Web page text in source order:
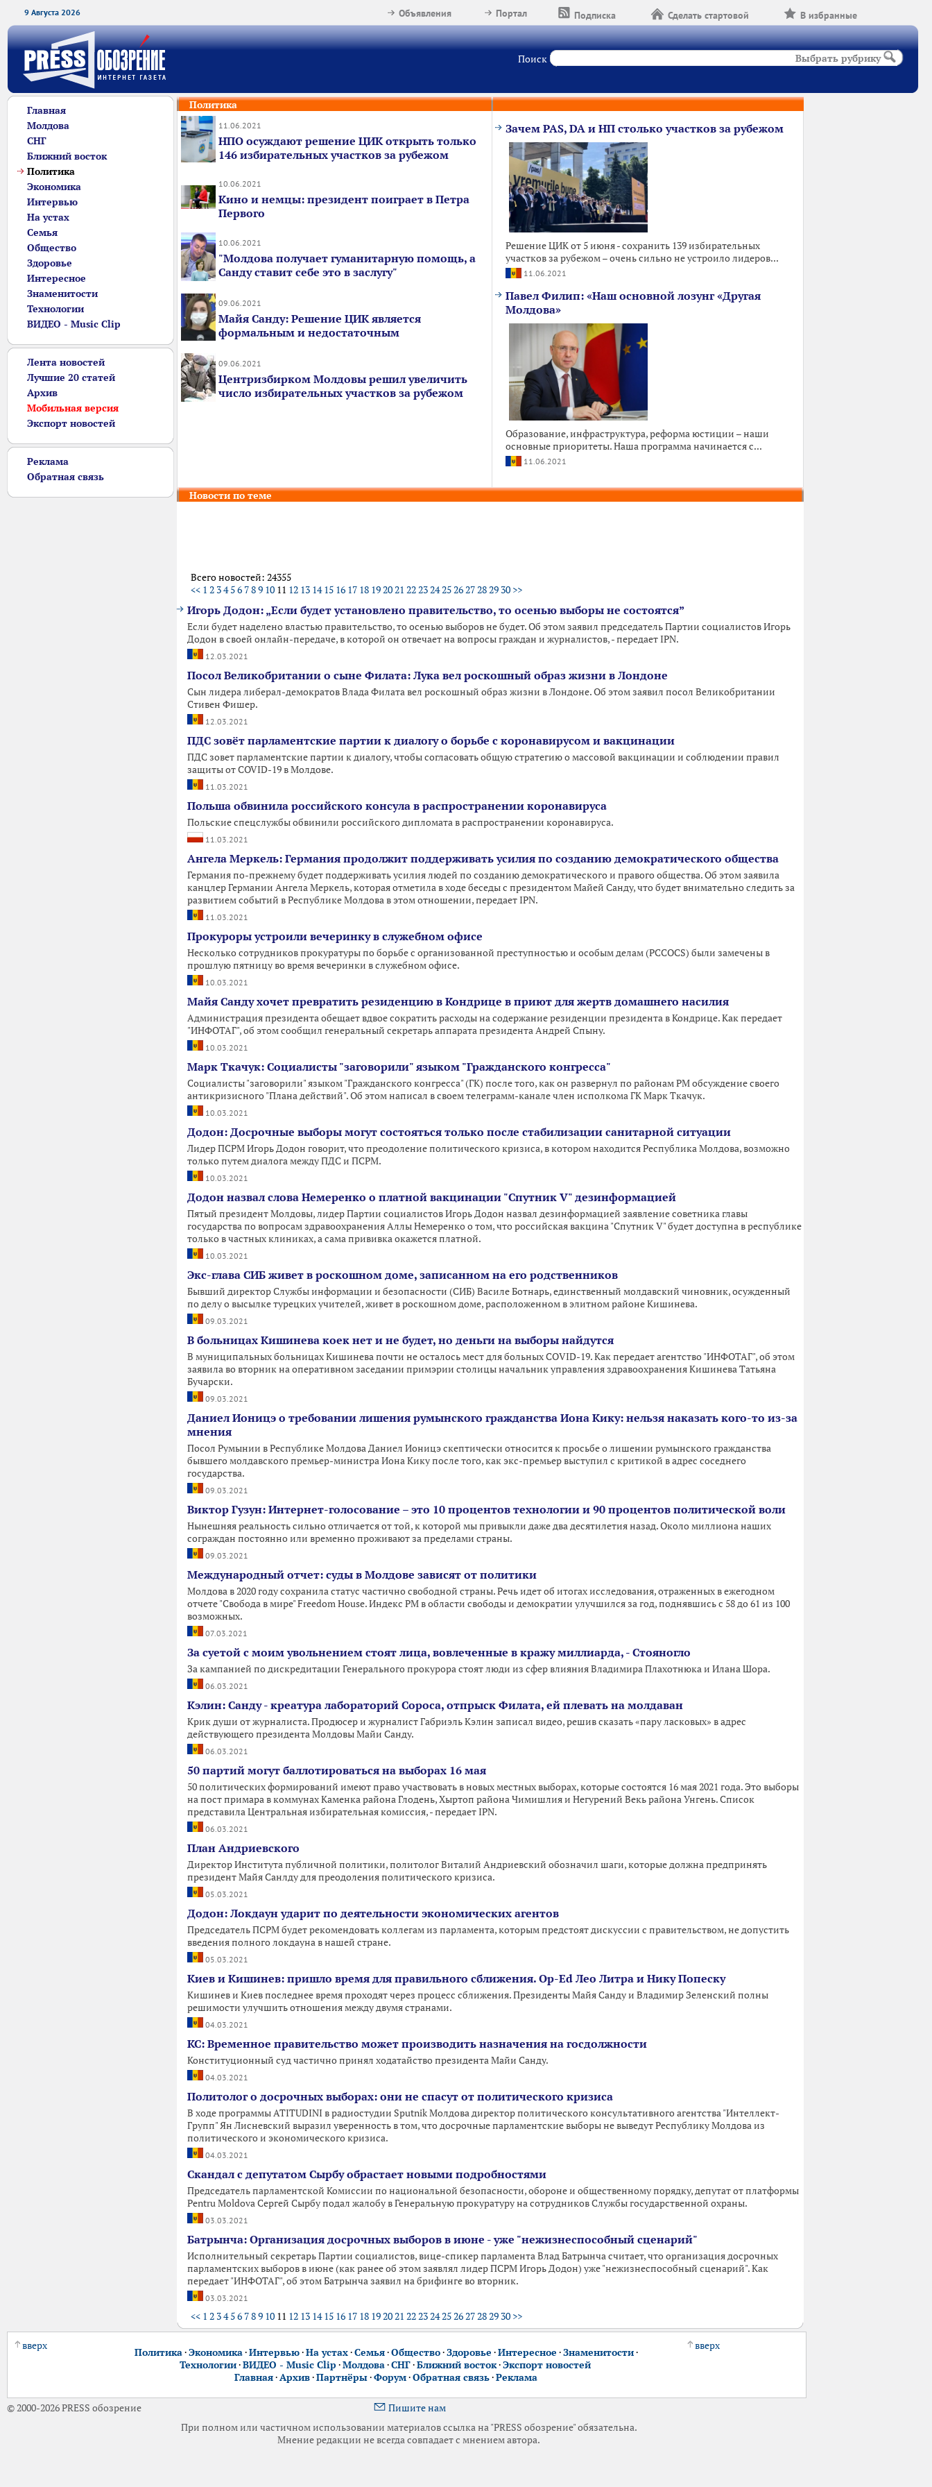
9 Августа 2026 В избранные
Сделать стартовой
Подписка
Портал
Объявления
Поиск Выбрать рубрику
Главная
Молдова
СНГ
Ближний восток
Политика
Экономика
Интервью
На устах
Семья
Общество
Здоровье
Интересное
Знаменитости
Технологии
ВИДЕО - Music Clip
Лента новостей
Лучшие 20 статей
Архив
Мобильная версия
Экспорт новостей
Реклама
Обратная связь
Политика
11.06.2021
НПО осуждают решение ЦИК открыть только
146 избирательных участков за рубежом
10.06.2021
Кино и немцы: президент поиграет в Петра
Первого
10.06.2021
"Молдова получает гуманитарную помощь, а
Санду ставит себе это в заслугу"
09.06.2021
Майя Санду: Решение ЦИК является
формальным и недостаточным
09.06.2021
Центризбирком Молдовы решил увеличить
число избирательных участков за рубежом
Зачем PAS, DA и НП столько участков за рубежом
Решение ЦИК от 5 июня - сохранить 139 избирательных
участков за рубежом – очень сильно не устроило лидеров...
11.06.2021
Павел Филип: «Наш основной лозунг «Другая
Молдова»
Образование, инфраструктура, реформа юстиции – наши
основные приоритеты. Наша программа начинается с...
11.06.2021
Новости по теме
Всего новостей: 24355
<< 1 2 34 56 789 10 11 12 13 14 15 16 17 18 192021 2223242526272829 30 >>
Игорь Додон: „Если будет установлено правительство, то осенью выборы не состоятся”
Если будет наделено властью правительство, то осенью выборов не будет. Об этом заявил председатель Партии социалистов Игорь
Додон в своей онлайн-передаче, в которой он отвечает на вопросы граждан и журналистов, - передает IPN.
12.03.2021
Посол Великобритании о сыне Филата: Лука вел роскошный образ жизни в Лондоне
Сын лидера либерал-демократов Влада Филата вел роскошный образ жизни в Лондоне. Об этом заявил посол Великобритании
Стивен Фишер.
12.03.2021
ПДС зовёт парламентские партии к диалогу о борьбе с коронавирусом и вакцинации
ПДС зовет парламентские партии к диалогу, чтобы согласовать общую стратегию о массовой вакцинации и соблюдении правил
защиты от COVID-19 в Молдове.
11.03.2021
Польша обвинила российского консула в распространении коронавируса
Польские спецслужбы обвинили российского дипломата в распространении коронавируса.
11.03.2021
Ангела Меркель: Германия продолжит поддерживать усилия по созданию демократического общества
Германия по-прежнему будет поддерживать усилия людей по созданию демократического и правого общества. Об этом заявила
канцлер Германии Ангела Меркель, которая отметила в ходе беседы с президентом Майей Санду, что будет внимательно следить за
развитием событий в Республике Молдова в этом отношении, передает IPN.
11.03.2021
Прокуроры устроили вечеринку в служебном офисе
Несколько сотрудников прокуратуры по борьбе с организованной преступностью и особым делам (PCCOCS) были замечены в
прошлую пятницу во время вечеринки в служебном офисе.
10.03.2021
Майя Санду хочет превратить резиденцию в Кондрице в приют для жертв домашнего насилия
Администрация президента обещает вдвое сократить расходы на содержание резиденции президента в Кондрице. Как передает
"ИНФОТАГ", об этом сообщил генеральный секретарь аппарата президента Андрей Спыну.
10.03.2021
Марк Ткачук: Социалисты "заговорили" языком "Гражданского конгресса"
Социалисты "заговорили" языком "Гражданского конгресса" (ГК) после того, как он развернул по районам РМ обсуждение своего
антикризисного "Плана действий". Об этом написал в своем телеграмм-канале член исполкома ГК Марк Ткачук.
10.03.2021
Додон: Досрочные выборы могут состояться только после стабилизации санитарной ситуации
Лидер ПСРМ Игорь Додон говорит, что преодоление политического кризиса, в котором находится Республика Молдова, возможно
только путем диалога между ПДС и ПСРМ.
10.03.2021
Додон назвал слова Немеренко о платной вакцинации "Спутник V" дезинформацией
Пятый президент Молдовы, лидер Партии социалистов Игорь Додон назвал дезинформацией заявление советника главы
государства по вопросам здравоохранения Аллы Немеренко о том, что российская вакцина "Спутник V" будет доступна в республике
только в частных клиниках, а сама прививка окажется платной.
10.03.2021
Экс-глава СИБ живет в роскошном доме, записанном на его родственников
Бывший директор Службы информации и безопасности (СИБ) Василе Ботнарь, единственный молдавский чиновник, осужденный
по делу о высылке турецких учителей, живет в роскошном доме, расположенном в элитном районе Кишинева.
09.03.2021
В больницах Кишинева коек нет и не будет, но деньги на выборы найдутся
В муниципальных больницах Кишинева почти не осталось мест для больных CОVID-19. Как передает агентство "ИНФОТАГ", об этом
заявила во вторник на оперативном заседании примэрии столицы начальник управления здравоохранения Кишинева Татьяна
Бучарски.
09.03.2021
Даниел Ионицэ о требовании лишения румынского гражданства Иона Кику: нельзя наказать кого-то из-за
мнения
Посол Румынии в Республике Молдова Даниел Ионицэ скептически относится к просьбе о лишении румынского гражданства
бывшего молдавского премьер-министра Иона Кику после того, как экс-премьер выступил с критикой в адрес соседнего
государства.
09.03.2021
Виктор Гузун: Интернет-голосование – это 10 процентов технологии и 90 процентов политической воли
Нынешняя реальность сильно отличается от той, к которой мы привыкли даже два десятилетия назад. Около миллиона наших
сограждан постоянно или временно проживают за пределами страны.
09.03.2021
Международный отчет: суды в Молдове зависят от политики
Молдова в 2020 году сохранила статус частично свободной страны. Речь идет об итогах исследования, отраженных в ежегодном
отчете "Свобода в мире" Freedom House. Индекс РМ в области свободы и демократии улучшился за год, поднявшись с 58 до 61 из 100
возможных.
07.03.2021
За суетой с моим увольнением стоят лица, вовлеченные в кражу миллиарда, - Стояногло
За кампанией по дискредитации Генерального прокурора стоят люди из сфер влияния Владимира Плахотнюка и Илана Шора.
06.03.2021
Кэлин: Санду - креатура лабораторий Сороса, отпрыск Филата, ей плевать на молдаван
Крик души от журналиста. Продюсер и журналист Габриэль Кэлин записал видео, решив сказать «пару ласковых» в адрес
действующего президента Молдовы Майи Санду.
06.03.2021
50 партий могут баллотироваться на выборах 16 мая
50 политических формирований имеют право участвовать в новых местных выборах, которые состоятся 16 мая 2021 года. Это выборы
на пост примара в коммунах Каменка района Глодень, Хыртоп района Чимишлия и Негурений Векь района Унгень. Список
представила Центральная избирательная комиссия, - передает IPN.
06.03.2021
План Андриевского
Директор Института публичной политики, политолог Виталий Андриевский обозначил шаги, которые должна предпринять
президент Майя Санлду для преодоления политического кризиса.
05.03.2021
Додон: Локдаун ударит по деятельности экономических агентов
Председатель ПСРМ будет рекомендовать коллегам из парламента, которым предстоят дискуссии с правительством, не допустить
введения полного локдауна в нашей стране.
05.03.2021
Киев и Кишинев: пришло время для правильного сближения. Op-Ed Лео Литра и Нику Попеску
Кишинев и Киев последнее время проходят через процесс сближения. Президенты Майя Санду и Владимир Зеленский полны
решимости улучшить отношения между двумя странами.
04.03.2021
КС: Временное правительство может производить назначения на госдолжности
Конституционный суд частично принял ходатайство президента Майи Санду.
04.03.2021
Политолог о досрочных выборах: они не спасут от политического кризиса
В ходе программы ATITUDINI в радиостудии Sputnik Молдова директор политического консультативного агентства "Интеллект-
Групп" Ян Лисневский выразил уверенность в том, что досрочные парламентские выборы не выведут Республику Молдова из
политического и экономического кризиса.
04.03.2021
Скандал с депутатом Сырбу обрастает новыми подробностями
Председатель парламентской Комиссии по национальной безопасности, обороне и общественному порядку, депутат от платформы
Pentru Moldova Сергей Сырбу подал жалобу в Генеральную прокуратуру на сотрудников Службы государственной охраны.
03.03.2021
Батрынча: Организация досрочных выборов в июне - уже "нежизнеспособный сценарий"
Исполнительный секретарь Партии социалистов, вице-спикер парламента Влад Батрынча считает, что организация досрочных
парламентских выборов в июне (как ранее об этом заявлял лидер ПСРМ Игорь Додон) уже "нежизнеспособный сценарий". Как
передает "ИНФОТАГ", об этом Батрынча заявил на брифинге во вторник.
03.03.2021
<< 1 2 34 56 789 10 11 12 13 14 15 16 17 18 192021 2223242526272829 30 >>
вверх
Политика·Экономика·Интервью·На устах·Семья·Общество·Здоровье ·Интересное ·Знаменитости·
Технологии·ВИДЕО - Music Clip ·Молдова·СНГ·Ближний восток·Экспорт новостей
Главная·Архив·Партнёры·Форум·Обратная связь·Реклама
вверх
© 2000-2026 PRESS обозрение
Пишите нам
При полном или частичном использовании материалов ссылка на "PRESS обозрение" обязательна.
Мнение редакции не всегда совпадает с мнением автора.